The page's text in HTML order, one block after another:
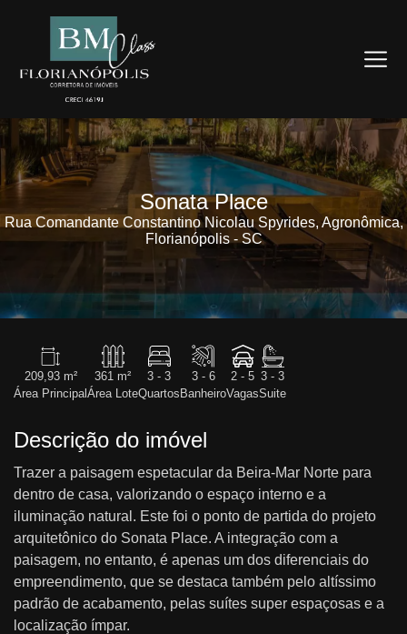
Sonata Place
Rua Comandante Constantino Nicolau Spyrides, Agronômica,
Florianópolis - SC
209,93 m²
Área Principal
361 m²
Área Lote
3 - 3
Quartos
3 - 6
Banheiro
2 - 5
Vagas
3 - 3
Suite
Descrição do imóvel
Trazer a paisagem espetacular da Beira-Mar Norte para
dentro de casa, valorizando o espaço interno e a
iluminação natural. Este foi o ponto de partida do projeto
arquitetônico do Sonata Place. A integração com a
paisagem, no entanto, é apenas um dos diferenciais do
empreendimento, que se destaca também pelo altíssimo
padrão de acabamento, pelas suítes super espaçosas e a
localização ímpar.